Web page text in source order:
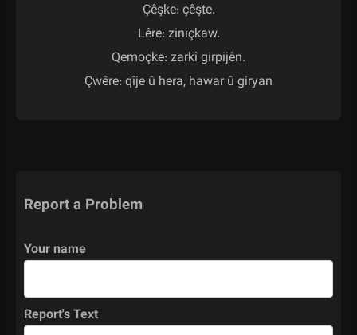
Çêşke: çêşte.
Lêre: ziniçkaw.
Qemoçke: zarkî girpijên.
Çwêre: qîje û hera, hawar û giryan
Report a Problem
Your name
Report's Text